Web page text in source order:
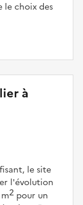
le choix des
à
le site
l'évolution
2 pour un